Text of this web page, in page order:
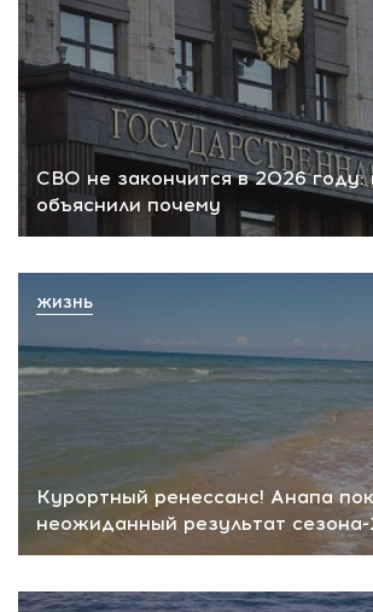
СВО не закончится в 2026 году:
объяснили почему
Курортный ренессанс! Анапа
неожиданный результат
ЖИЗНЬ